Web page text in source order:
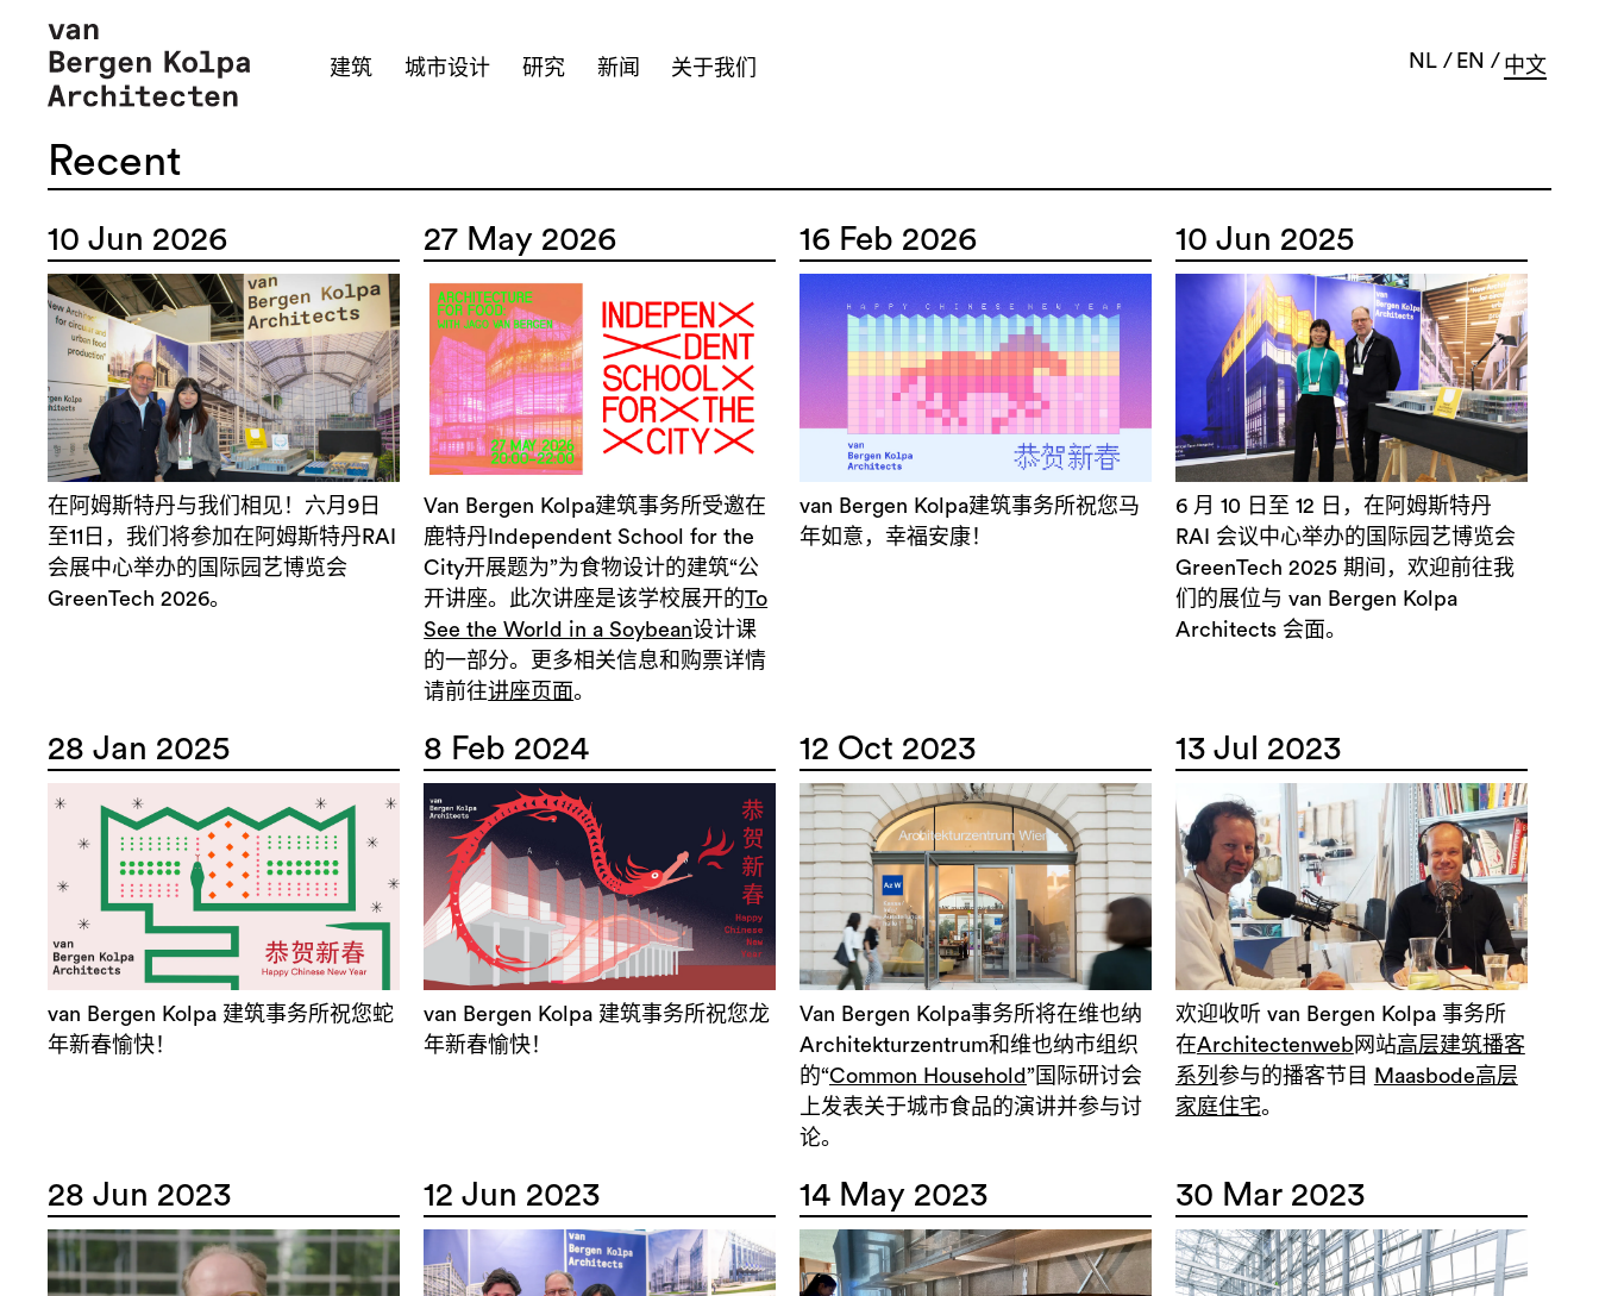
建筑 城市设计 研究 新闻 关于我们 中文
NL EN
Recent
10 Jun 2026
在阿姆斯特丹与我们相见！六月9日
至11日，我们将参加在阿姆斯特丹RAI
会展中心举办的国际园艺博览会
GreenTech 2026。
27 May 2026
Van Bergen Kolpa建筑事务所受邀在
鹿特丹Independent School for the
City开展题为”为食物设计的建筑“公
开讲座。此次讲座是该学校展开的To
See the World in a Soybean设计课
的一部分。更多相关信息和购票详情
请前往讲座页面。
16 Feb 2026
van Bergen Kolpa建筑事务所祝您马
年如意，幸福安康！
10 Jun 2025
6 月 10 日至 12 日，在阿姆斯特丹
RAI 会议中心举办的国际园艺博览会
GreenTech 2025 期间，欢迎前往我
们的展位与 van Bergen Kolpa
Architects 会面。
28 Jan 2025
van Bergen Kolpa 建筑事务所祝您蛇
年新春愉快！
8 Feb 2024
van Bergen Kolpa 建筑事务所祝您龙
年新春愉快！
12 Oct 2023
Van Bergen Kolpa事务所将在维也纳
Architekturzentrum和维也纳市组织
的“Common Household”国际研讨会
上发表关于城市食品的演讲并参与讨
论。
13 Jul 2023
欢迎收听 van Bergen Kolpa 事务所
在Architectenweb 网站高层建筑播客
系列 参与的播客节目
Maasbode高层
家庭住宅。
28 Jun 2023 12 Jun 2023 14 May 2023 30 Mar 2023